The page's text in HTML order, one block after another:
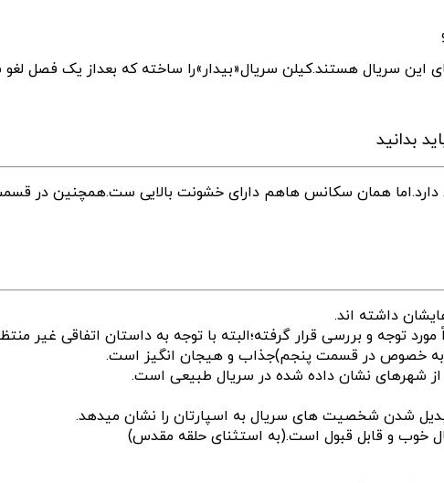
این سریال هستند.کیلن سریال«بیدار»را ساخته که بعداز یک فصل
بدانید
همان سکانس هاهم دارای خشونت بالایی ست.همچنین در
داشته اند.
خصوص در قسمت پنجم)جذاب و هیجان انگیز است.
تبدیل شدن شخصیت های سریال به اسپارتان را نشان میدهد.
خوب و قابل قبول است.(به استثنای حلقه مقدس)